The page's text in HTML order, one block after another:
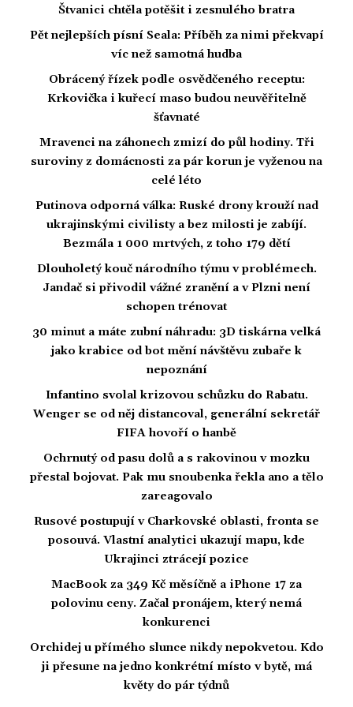
Štvanici chtěla potěšit i zesnulého bratra
Pět nejlepších písní Seala: Příběh za nimi překvapí
víc než samotná hudba
Obrácený řízek podle osvědčeného receptu:
Krkovička i kuřecí maso budou neuvěřitelně
šťavnaté
Mravenci na záhonech zmizí do půl hodiny. Tři
suroviny z domácnosti za pár korun je vyženou na
celé léto
Putinova odporná válka: Ruské drony krouží nad
ukrajinskými civilisty a bez milosti je zabíjí.
Bezmála 1 000 mrtvých, z toho 179 dětí
Dlouholetý kouč národního týmu v problémech.
Jandač si přivodil vážné zranění a v Plzni není
schopen trénovat
30 minut a máte zubní náhradu: 3D tiskárna velká
jako krabice od bot mění návštěvu zubaře k
nepoznání
Infantino svolal krizovou schůzku do Rabatu.
Wenger se od něj distancoval, generální sekretář
FIFA hovoří o hanbě
Ochrnutý od pasu dolů a s rakovinou v mozku
přestal bojovat. Pak mu snoubenka řekla ano a tělo
zareagovalo
Rusové postupují v Charkovské oblasti, fronta se
posouvá. Vlastní analytici ukazují mapu, kde
Ukrajinci ztrácejí pozice
MacBook za 349 Kč měsíčně a iPhone 17 za
polovinu ceny. Začal pronájem, který nemá
konkurenci
Orchidej u přímého slunce nikdy nepokvetou. Kdo
ji přesune na jedno konkrétní místo v bytě, má
květy do pár týdnů